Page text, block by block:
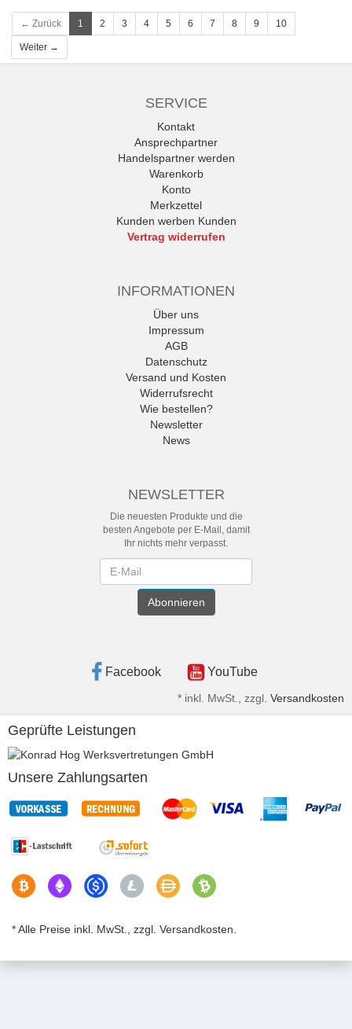
← Zurück 1 2 3 4 5 6 7 8 9 10
Weiter →
SERVICE
Kontakt
Ansprechpartner
Handelspartner werden
Warenkorb
Konto
Merkzettel
Kunden werben Kunden
Vertrag widerrufen
INFORMATIONEN
Über uns
Impressum
AGB
Datenschutz
Versand und Kosten
Widerrufsrecht
Wie bestellen?
Newsletter
News
NEWSLETTER
Die neuesten Produkte und die
besten Angebote per E-Mail, damit
Ihr nichts mehr verpasst.
Abonnieren
Facebook YouTube
* inkl. MwSt., zzgl. Versandkosten
Geprüfte Leistungen
Unsere Zahlungsarten
* Alle Preise inkl. MwSt., zzgl. Versandkosten.